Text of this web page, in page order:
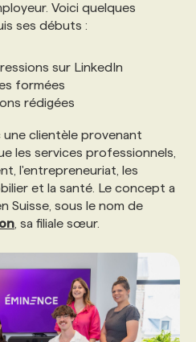
Voici quelques
ses débuts :
sur LinkedIn
formées
rédigées
une clientèle provenant
les services professionnels,
l'entrepreneuriat, les
et la santé. Le concept a
Suisse, sous le nom de
, sa filiale sœur.